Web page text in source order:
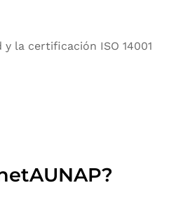
la certificación ISO 14001